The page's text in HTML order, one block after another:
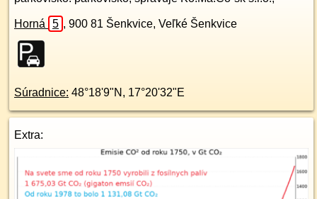
Horná 5 , 900 81 Šenkvice, Veľké Šenkvice
Súradnice: 48°18'9"N , 17°20'32"E
Extra: